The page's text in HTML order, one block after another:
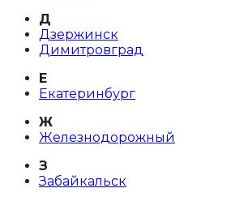
Д
Дзержинск
Димитровград
Е
Екатеринбург
Ж
Железнодорожный
З
Забайкальск